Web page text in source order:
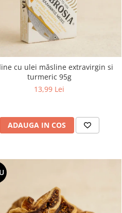
cu ulei măsline extravirgin si
turmeric 95g
13,99 Lei
ADAUGA IN COS